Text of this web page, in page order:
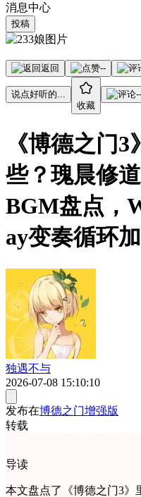
消息中心
投稿
返回 --
说点好听的...
收藏
--
《博德之门
些？瑰晨修
BGM盘点，
ay变奏循环
独遇不与
2026-07-08 15:10:10
发布在博德之门增强版
转载
导读
本文盘点了《博德之门3》